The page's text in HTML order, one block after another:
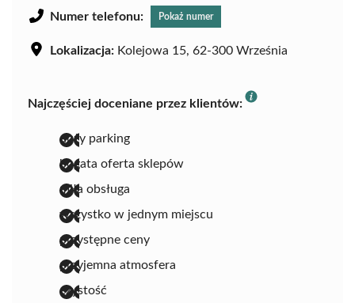
Numer telefonu: Pokaż numer
Lokalizacja: Kolejowa 15, 62-300 Września
Najczęściej doceniane przez klientów:
duży parking
bogata oferta sklepów
miła obsługa
wszystko w jednym miejscu
przystępne ceny
przyjemna atmosfera
czystość